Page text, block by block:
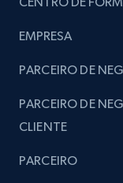
URL, Title,
price,
991+
EMPRESA
PARCEIRO DE
PARCEIRO DE
CLIENTE
PARCEIRO